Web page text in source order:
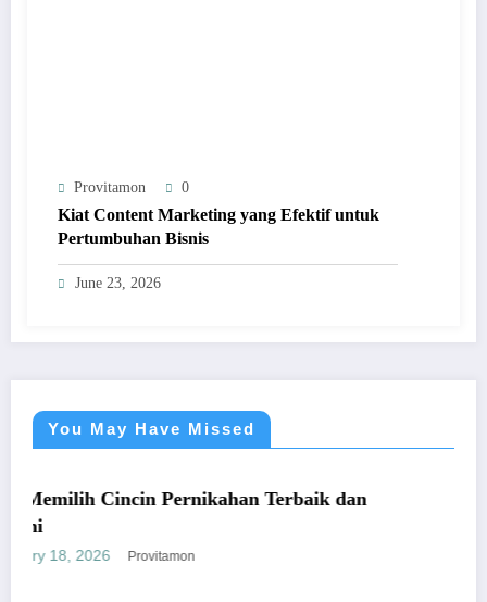
Provitamon 0
Kiat Content Marketing yang Efektif untuk
Pertumbuhan Bisnis
June 23, 2026
You May Have Missed
Terbaik dan UMUM
Panduan Mudah